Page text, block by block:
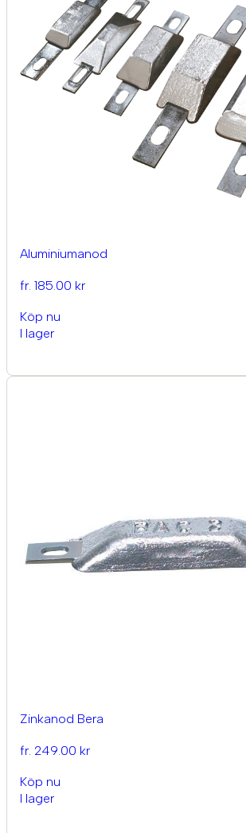
Aluminiumanod
fr. 185.00 kr
Köp nu
I lager
Zinkanod Bera
fr. 249.00 kr
Köp nu
I lager